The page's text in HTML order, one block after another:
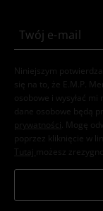
Niniejszym
się na to, że E.M.P.
osobowe i wysyłać
dane osobowe będą
prywatności . Mogę
poprzez kliknięcie w
Tutaj możesz